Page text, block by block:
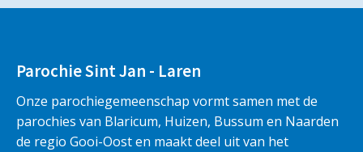
Parochie Sint Jan - Laren
Onze parochiegemeenschap vormt samen met de
parochies van Blaricum, Huizen, Bussum en Naarden
de regio Gooi-Oost en maakt deel uit van het